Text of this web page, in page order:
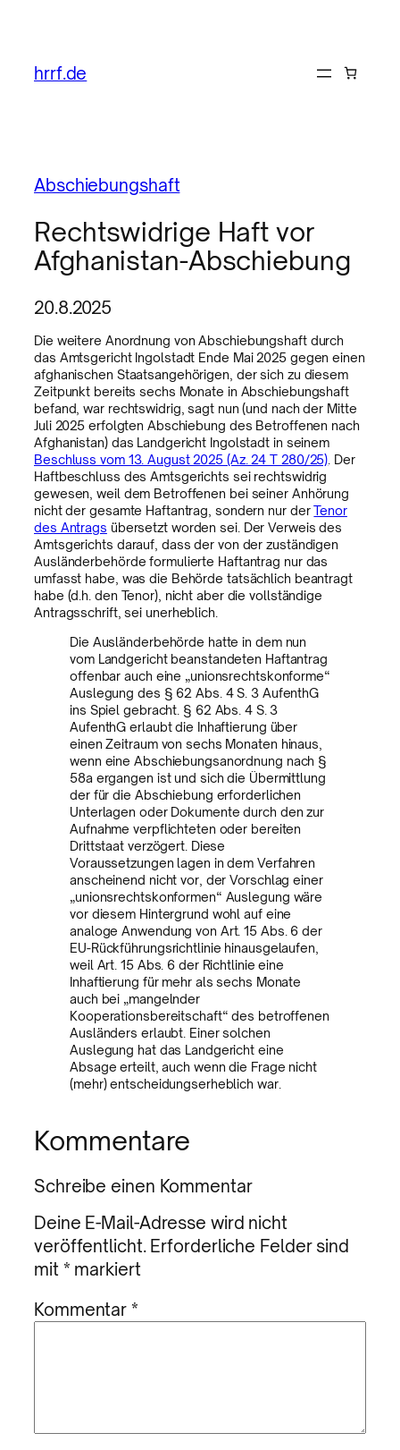
hrrf.de
Abschiebungshaft
Rechtswidrige Haft vor
Afghanistan-Abschiebung
20.8.2025
Die weitere Anordnung von Abschiebungshaft durch
das Amtsgericht Ingolstadt Ende Mai 2025 gegen einen
afghanischen Staatsangehörigen, der sich zu diesem
Zeitpunkt bereits sechs Monate in Abschiebungshaft
befand, war rechtswidrig, sagt nun (und nach der Mitte
Juli 2025 erfolgten Abschiebung des Betroffenen nach
Afghanistan) das Landgericht Ingolstadt in seinem
Beschluss vom 13. August 2025 (Az. 24 T 280/25) . Der
Haftbeschluss des Amtsgerichts sei rechtswidrig
gewesen, weil dem Betroffenen bei seiner Anhörung
nicht der gesamte Haftantrag, sondern nur derTenor
des Antrags übersetzt worden sei. Der Verweis des
Amtsgerichts darauf, dass der von der zuständigen
Ausländerbehörde formulierte Haftantrag nur das
umfasst habe, was die Behörde tatsächlich beantragt
habe (d.h. den Tenor), nicht aber die vollständige
Antragsschrift, sei unerheblich.
Die Ausländerbehörde hatte in dem nun
vom Landgericht beanstandeten Haftantrag
offenbar auch eine „unionsrechtskonforme“
Auslegung des § 62 Abs. 4 S. 3 AufenthG
ins Spiel gebracht. § 62 Abs. 4 S. 3
AufenthG erlaubt die Inhaftierung über
einen Zeitraum von sechs Monaten hinaus,
wenn eine Abschiebungsanordnung nach §
58a ergangen ist und sich die Übermittlung
der für die Abschiebung erforderlichen
Unterlagen oder Dokumente durch den zur
Aufnahme verpflichteten oder bereiten
Drittstaat verzögert. Diese
Voraussetzungen lagen in dem Verfahren
anscheinend nicht vor, der Vorschlag einer
„unionsrechtskonformen“ Auslegung wäre
vor diesem Hintergrund wohl auf eine
analoge Anwendung von Art. 15 Abs. 6 der
EU-Rückführungsrichtlinie hinausgelaufen,
weil Art. 15 Abs. 6 der Richtlinie eine
Inhaftierung für mehr als sechs Monate
auch bei „mangelnder
Kooperationsbereitschaft“ des betroffenen
Ausländers erlaubt. Einer solchen
Auslegung hat das Landgericht eine
Absage erteilt, auch wenn die Frage nicht
(mehr) entscheidungserheblich war.
Kommentare
Schreibe einen Kommentar
Deine E-Mail-Adresse wird nicht
veröffentlicht. Erforderliche Felder sind
mit * markiert
Kommentar*